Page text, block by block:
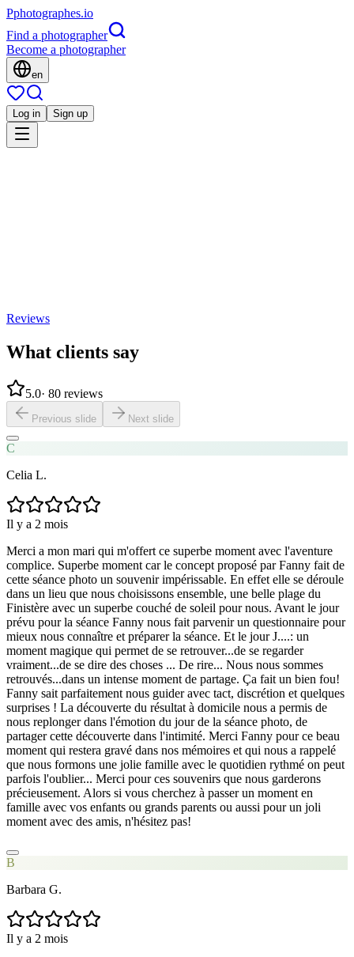
Pphotographes.io
Find a photographer
Become a photographer
en
Log in Sign up
Share
Reviews
What clients say
5.0· 80 reviews
Previous slide Next slide
C
Celia L.
Il y a 2 mois
Merci a mon mari qui m'offert ce superbe moment avec l'aventure
complice. Superbe moment car le concept proposé par Fanny fait de
cette séance photo un souvenir impérissable. En effet elle se déroule
dans un lieu que nous choisissons ensemble, une belle plage du
Finistère avec un superbe couché de soleil pour nous. Avant le jour
prévu pour la séance Fanny nous fait parvenir un questionnaire pour
mieux nous connaître et préparer la séance. Et le jour J....: un
moment magique qui permet de se retrouver...de se regarder
vraiment...de se dire des choses ... De rire... Nous nous sommes
retrouvés...dans un intense moment de partage. Ça fait un bien fou!
Fanny sait parfaitement nous guider avec tact, discrétion et quelques
surprises ! La découverte du résultat à domicile nous a permis de
nous replonger dans l'émotion du jour de la séance photo, de
partager cette découverte dans l'intimité. Merci Fanny pour ce beau
moment qui restera gravé dans nos mémoires et qui nous a rappelé
que nous formons une jolie famille avec le quotidien rythmé on peut
parfois l'oublier... Merci pour ces souvenirs que nous garderons
précieusement. Alors si vous cherchez à passer un moment en
famille avec vos enfants ou grands parents ou aussi pour un joli
moment avec des amis, n'hésitez pas!
B
Barbara G.
Il y a 2 mois